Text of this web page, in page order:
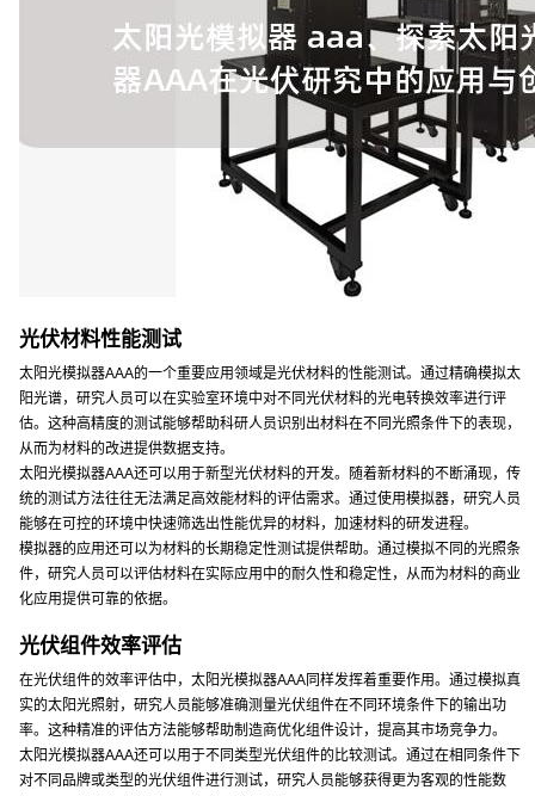
光伏材料性能测试
太阳光模拟器AAA的一个重要应用领域是光伏材料的性能测试。通过精确模拟太
阳光谱，研究人员可以在实验室环境中对不同光伏材料的光电转换效率进行评
估。这种高精度的测试能够帮助科研人员识别出材料在不同光照条件下的表现，
从而为材料的改进提供数据支持。
太阳光模拟器AAA还可以用于新型光伏材料的开发。随着新材料的不断涌现，传
统的测试方法往往无法满足高效能材料的评估需求。通过使用模拟器，研究人员
能够在可控的环境中快速筛选出性能优异的材料，加速材料的研发进程。
模拟器的应用还可以为材料的长期稳定性测试提供帮助。通过模拟不同的光照条
件，研究人员可以评估材料在实际应用中的耐久性和稳定性，从而为材料的商业
化应用提供可靠的依据。
光伏组件效率评估
在光伏组件的效率评估中，太阳光模拟器AAA同样发挥着重要作用。通过模拟真
实的太阳光照射，研究人员能够准确测量光伏组件在不同环境条件下的输出功
率。这种精准的评估方法能够帮助制造商优化组件设计，提高其市场竞争力。
太阳光模拟器AAA还可以用于不同类型光伏组件的比较测试。通过在相同条件下
对不同品牌或类型的光伏组件进行测试，研究人员能够获得更为客观的性能数